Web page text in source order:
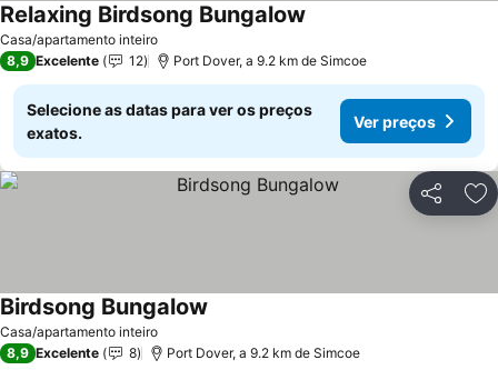
Casa/apartamento inteiro
Relaxing Birdsong Bungalow
8,9 Excelente 12 Port Dover, a 9.2 km de Simcoe
Selecione as datas para ver os preços
exatos.
Ver preços
Partilhar
Casa/apartamento inteiro
Birdsong Bungalow
8,9 Excelente 8 Port Dover, a 9.2 km de Simcoe